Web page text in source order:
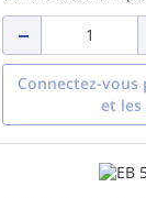
Connectez-
et les